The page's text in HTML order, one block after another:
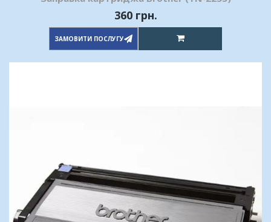
360 грн.
ЗАМОВИТИ ПОСЛУГУ